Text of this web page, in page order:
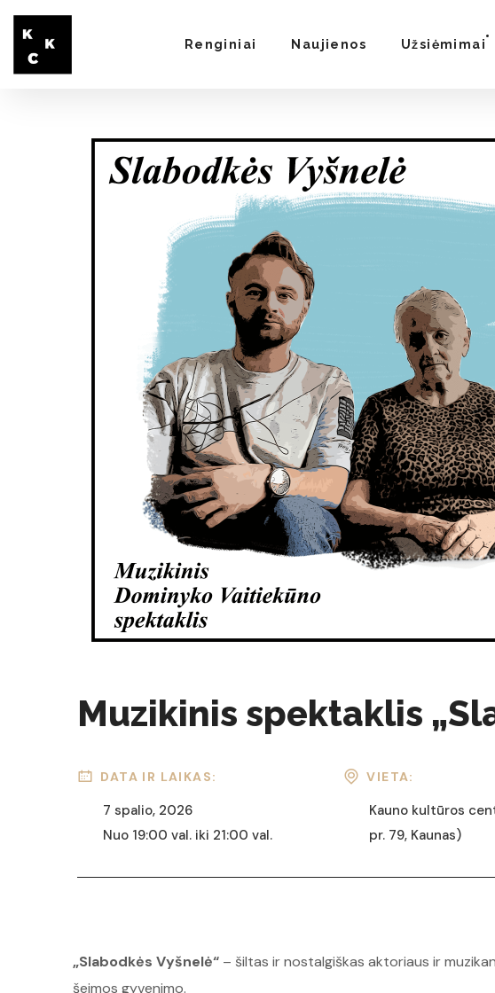
Renginiai Naujienos Užsiėmimai
Muzikinis spektaklis
DATA IR LAIKAS:
7 spalio, 2026
Nuo 19:00 val. iki 21:00 val.
VIETA:
Kauno kultūros
pr. 79, Kaunas)
„Slabodkės Vyšnelė“ – šiltas ir nostalgiškas aktoriaus ir
šeimos gyvenimo.